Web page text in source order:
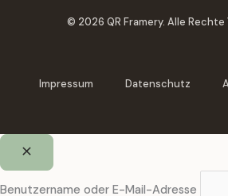
© 2026 QR Framery. Alle
Impressum Datenschutz
Benutzername oder E-Mail-Adresse